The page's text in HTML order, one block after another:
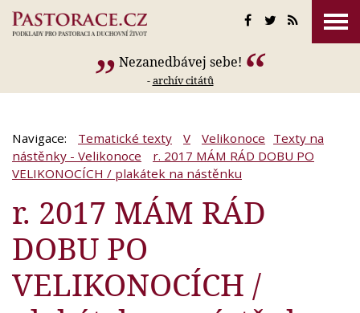
Nezanedbávej sebe!
-archív citátů
Navigace: Tematické texty V Velikonoce Texty na
nástěnky - Velikonoce
r. 2017 MÁM RÁD DOBU PO
VELIKONOCÍCH / plakátek na nástěnku
r. 2017 MÁM RÁD
DOBU PO
VELIKONOCÍCH /